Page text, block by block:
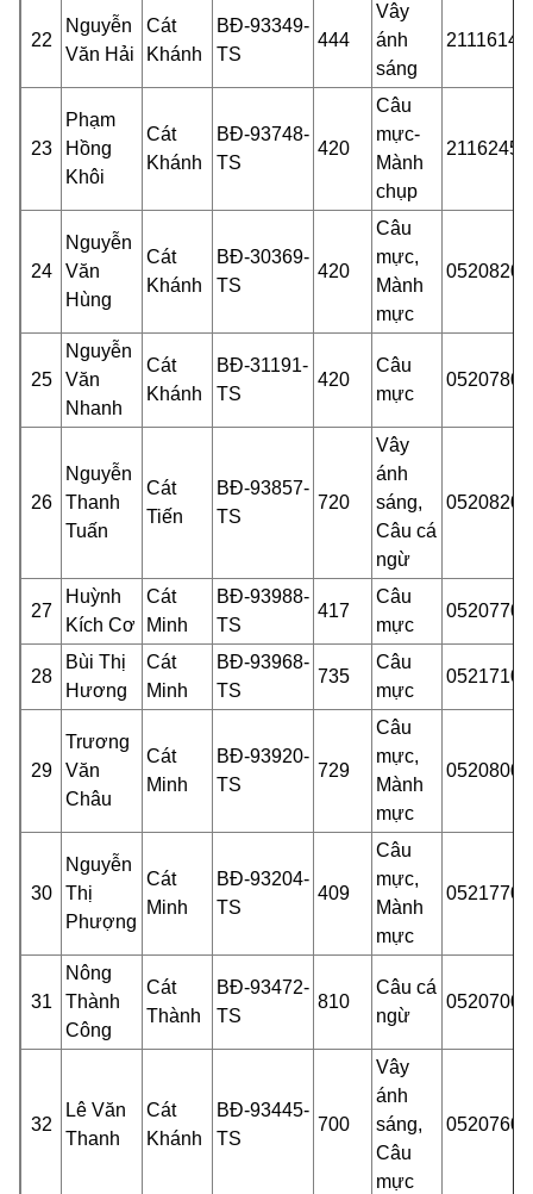
22
Nguyễn
Văn Hải
Cát
Khánh
BĐ-93349-
TS
444
Vây
ánh
sáng
23
Phạm
Hồng
Khôi
Cát
Khánh
BĐ-93748-
TS
420
Câu
mực-
Mành
chụp
24
Nguyễn
Văn
Hùng
Cát
Khánh
BĐ-30369-
TS
420
Câu
mực,
Mành
mực
25
Nguyễn
Văn
Nhanh
Cát
Khánh
BĐ-31191-
TS
420
Câu
mực
26
Nguyễn
Thanh
Tuấn
Cát
Tiến
BĐ-93857-
TS
720
Vây
ánh
sáng,
Câu cá
ngừ
27
Huỳnh
Kích Cơ
Cát
Minh
BĐ-93988-
TS
417
Câu
mực
28
Bùi Thị
Hương
Cát
Minh
BĐ-93968-
TS
735
Câu
mực
29
Trương
Văn
Châu
Cát
Minh
BĐ-93920-
TS
729
Câu
mực,
Mành
mực
30
Nguyễn
Thị
Phượng
Cát
Minh
BĐ-93204-
TS
409
Câu
mực,
Mành
mực
31
Nông
Thành
Công
Cát
Thành
BĐ-93472-
TS
810
Câu cá
ngừ
32
Lê Văn
Thanh
Cát
Khánh
BĐ-93445-
TS
700
Vây
ánh
sáng,
Câu
mực
05